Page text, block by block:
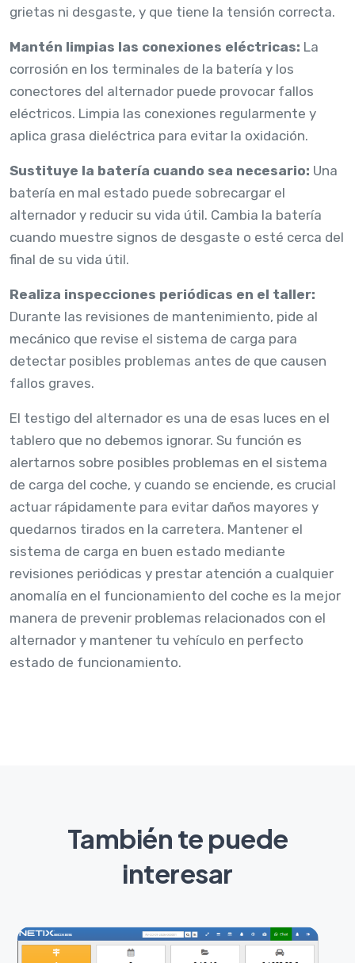
grietas ni desgaste, y que tiene la tensión correcta.
Mantén limpias las conexiones eléctricas: La
corrosión en los terminales de la batería y los
conectores del alternador puede provocar fallos
eléctricos. Limpia las conexiones regularmente y
aplica grasa dieléctrica para evitar la oxidación.
Sustituye la batería cuando sea necesario: Una
batería en mal estado puede sobrecargar el
alternador y reducir su vida útil. Cambia la batería
cuando muestre signos de desgaste o esté cerca del
final de su vida útil.
Realiza inspecciones periódicas en el taller:
Durante las revisiones de mantenimiento, pide al
mecánico que revise el sistema de carga para
detectar posibles problemas antes de que causen
fallos graves.
El testigo del alternador es una de esas luces en el
tablero que no debemos ignorar. Su función es
alertarnos sobre posibles problemas en el sistema
de carga del coche, y cuando se enciende, es crucial
actuar rápidamente para evitar daños mayores y
quedarnos tirados en la carretera. Mantener el
sistema de carga en buen estado mediante
revisiones periódicas y prestar atención a cualquier
anomalía en el funcionamiento del coche es la mejor
manera de prevenir problemas relacionados con el
alternador y mantener tu vehículo en perfecto
estado de funcionamiento.
También te puede
interesar